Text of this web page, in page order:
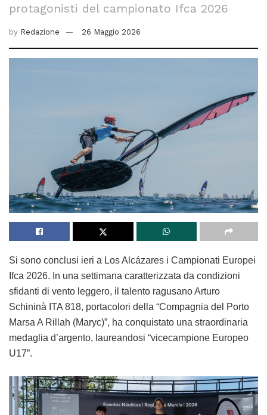
protagonisti del campionato Ifca 2026
by Redazione 26 Maggio 2026
Si sono conclusi ieri a Los Alcázares i Campionati Europei
Ifca 2026. In una settimana caratterizzata da condizioni
sfidanti di vento leggero, il talento ragusano Arturo
Schininà ITA 818, portacolori della “Compagnia del Porto
Marsa A Rillah (Maryc)”, ha conquistato una straordinaria
medaglia d’argento, laureandosi “vicecampione Europeo
U17”.